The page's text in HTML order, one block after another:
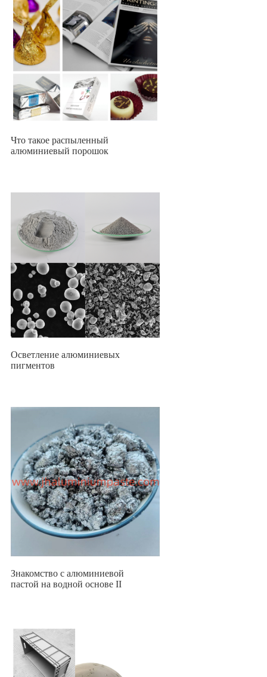
Что такое распыленный
алюминиевый порошок
Осветление алюминиевых
пигментов
Знакомство с алюминиевой
пастой на водной основе II